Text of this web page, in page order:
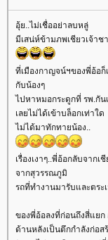
อุ้ย..ไม่เชื่ออย่าลบหลู่
มีเสน่ห์ข้ามภพเชียวเจ้าช
ที่เมืองกาญจน์ฯของพี่อ้อก็
กับน้องๆ
ไปหาหมอกระดูกที่ รพ.กั
เลยไม่ได้เข้าบล็อกเท่าใด
ไม่ได้มาทักทายน้อง..
เรื่องเงาๆ..พี่อ้อกลับจากเ
จากสุวรรณภูมิ
รถที่ทำงานมารับและตระ
ของพี่อ้อลงที่ก่อนถึงสี่แย
ด้านหลังเป็นตึกกำลังก่อสร้